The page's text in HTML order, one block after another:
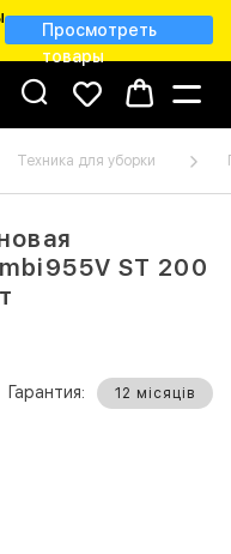
Просмотреть
товары
Техника для уборки
ST 200
Гарантия: 12 місяців